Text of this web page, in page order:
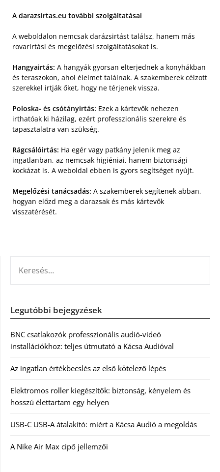
A darazsirtas.eu további szolgáltatásai
A weboldalon nemcsak darázsirtást találsz, hanem más
rovarirtási és megelőzési szolgáltatásokat is.
Hangyairtás: A hangyák gyorsan elterjednek a konyhákban
és teraszokon, ahol élelmet találnak. A szakemberek célzott
szerekkel irtják őket, hogy ne térjenek vissza.
Poloska- és csótányirtás: Ezek a kártevők nehezen
irthatóak ki házilag, ezért professzionális szerekre és
tapasztalatra van szükség.
Rágcsálóirtás: Ha egér vagy patkány jelenik meg az
ingatlanban, az nemcsak higiéniai, hanem biztonsági
kockázat is. A weboldal ebben is gyors segítséget nyújt.
Megelőzési tanácsadás: A szakemberek segítenek abban,
hogyan előzd meg a darazsak és más kártevők
visszatérését.
Legutóbbi bejegyzések
BNC csatlakozók professzionális audió-videó
installációkhoz: teljes útmutató a Kácsa Audióval
Az ingatlan értékbecslés az első kötelező lépés
Elektromos roller kiegészítők: biztonság, kényelem és
hosszú élettartam egy helyen
USB-C USB-A átalakító: miért a Kácsa Audió a megoldás
A Nike Air Max cipő jellemzői